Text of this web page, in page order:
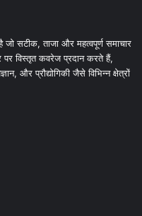
जो सटीक, ताजा और महत्वपूर्ण समाचार
पर विस्तृत कवरेज प्रदान करते हैं,
और प्रौद्योगिकी जैसे विभिन्न क्षेत्रों